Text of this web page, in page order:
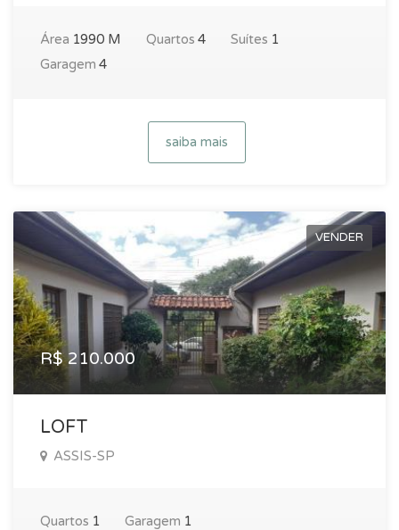
Área 1990 M Quartos 4 Suítes 1
Garagem 4
saiba mais
VENDER
R$ 210.000
LOFT
ASSIS-SP
Quartos 1 Garagem 1